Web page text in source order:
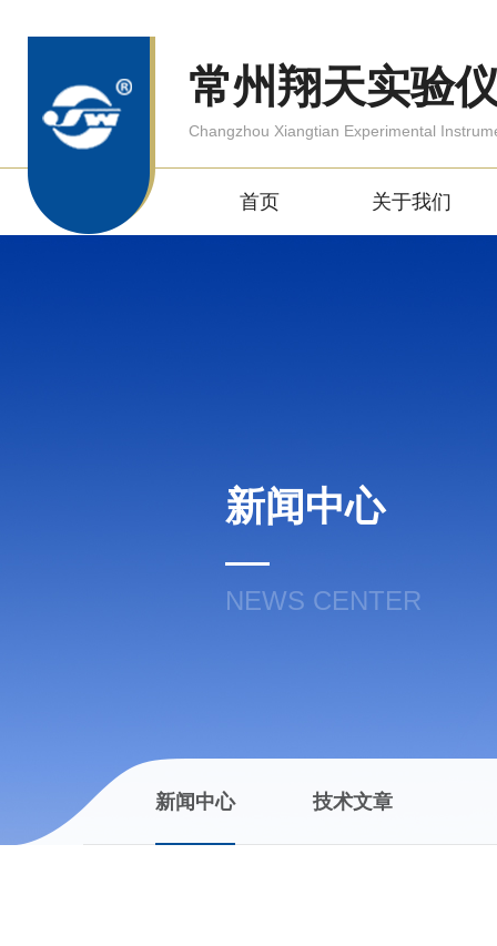
常州翔天实验
Changzhou Xiangtian Experimental
首页 关于我们
新闻中心
NEWS CENTER
新闻中心 技术文章